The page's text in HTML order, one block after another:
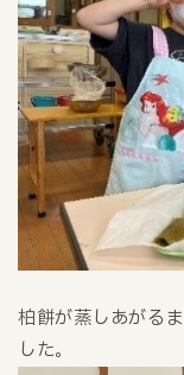
柏餅が蒸しあがる
した。